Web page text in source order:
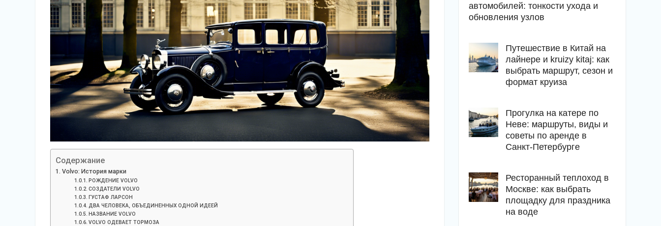
Содержание
Volvo: История марки
РОЖДЕНИЕ VOLVO
СОЗДАТЕЛИ VOLVO
ГУСТАФ ЛАРСОН
ДВА ЧЕЛОВЕКА, ОБЪЕДИНЕННЫХ ОДНОЙ ИДЕЕЙ
НАЗВАНИЕ VOLVO
VOLVO ОДЕВАЕТ ТОРМОЗА
автомобилей: тонкости ухода и
обновления узлов
Путешествие в Китай на
лайнере и kruizy kitaj: как
выбрать маршрут, сезон и
формат круиза
Прогулка на катере по
Неве: маршруты, виды и
советы по аренде в
Санкт-Петербурге
Ресторанный теплоход в
Москве: как выбрать
площадку для праздника
на воде